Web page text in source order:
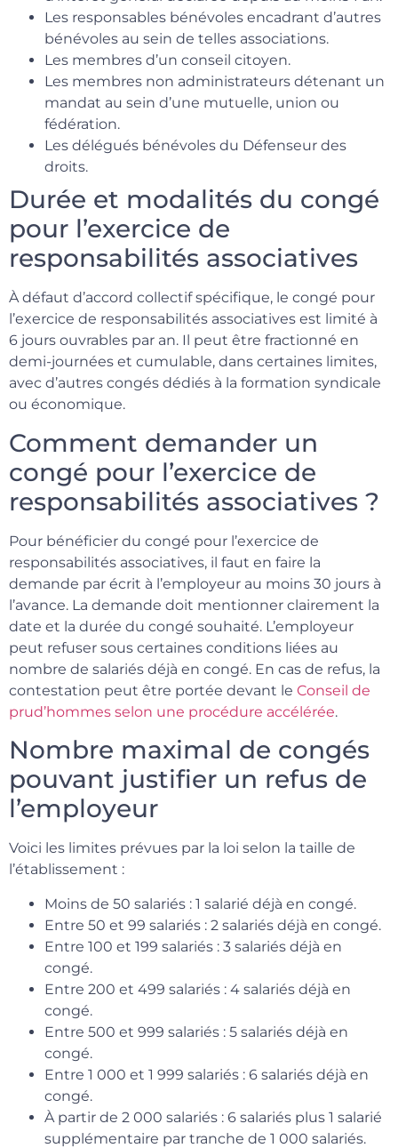
Les responsables bénévoles encadrant d’autres
bénévoles au sein de telles associations.
Les membres d’un conseil citoyen.
Les membres non administrateurs détenant un
mandat au sein d’une mutuelle, union ou
fédération.
Les délégués bénévoles du Défenseur des
droits.
Durée et modalités du congé
pour l’exercice de
responsabilités associatives
À défaut d’accord collectif spécifique, le congé pour
l’exercice de responsabilités associatives est limité à
6 jours ouvrables par an. Il peut être fractionné en
demi-journées et cumulable, dans certaines limites,
avec d’autres congés dédiés à la formation syndicale
ou économique.
Comment demander un
congé pour l’exercice de
responsabilités associatives ?
Pour bénéficier du congé pour l’exercice de
responsabilités associatives, il faut en faire la
demande par écrit à l’employeur au moins 30 jours à
l’avance. La demande doit mentionner clairement la
date et la durée du congé souhaité. L’employeur
peut refuser sous certaines conditions liées au
nombre de salariés déjà en congé. En cas de refus, la
contestation peut être portée devant le Conseil de
prud’hommes selon une procédure accélérée.
Nombre maximal de congés
pouvant justifier un refus de
l’employeur
Voici les limites prévues par la loi selon la taille de
l’établissement :
Moins de 50 salariés : 1 salarié déjà en congé.
Entre 50 et 99 salariés : 2 salariés déjà en congé.
Entre 100 et 199 salariés : 3 salariés déjà en
congé.
Entre 200 et 499 salariés : 4 salariés déjà en
congé.
Entre 500 et 999 salariés : 5 salariés déjà en
congé.
Entre 1 000 et 1 999 salariés : 6 salariés déjà en
congé.
À partir de 2 000 salariés : 6 salariés plus 1 salarié
supplémentaire par tranche de 1 000 salariés.